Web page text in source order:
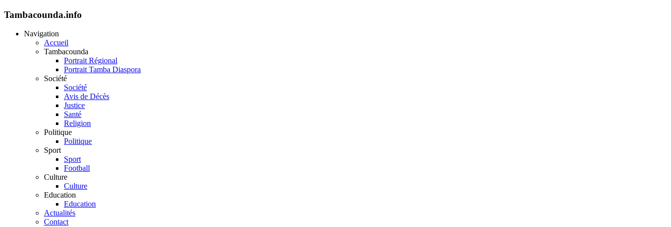
Tambacounda.info
Navigation
Accueil
Tambacounda
Portrait Régional
Portrait Tamba Diaspora
Société
Société
Avis de Décès
Justice
Santé
Religion
Politique
Politique
Sport
Sport
Football
Culture
Culture
Education
Education
Actualités
Contact